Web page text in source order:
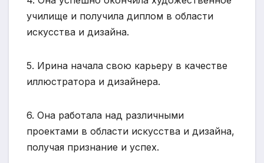
училище и получила диплом в области
искусства и дизайна.
5. Ирина начала свою карьеру в качестве
иллюстратора и дизайнера.
6. Она работала над различными
проектами в области искусства и дизайна,
получая признание и успех.